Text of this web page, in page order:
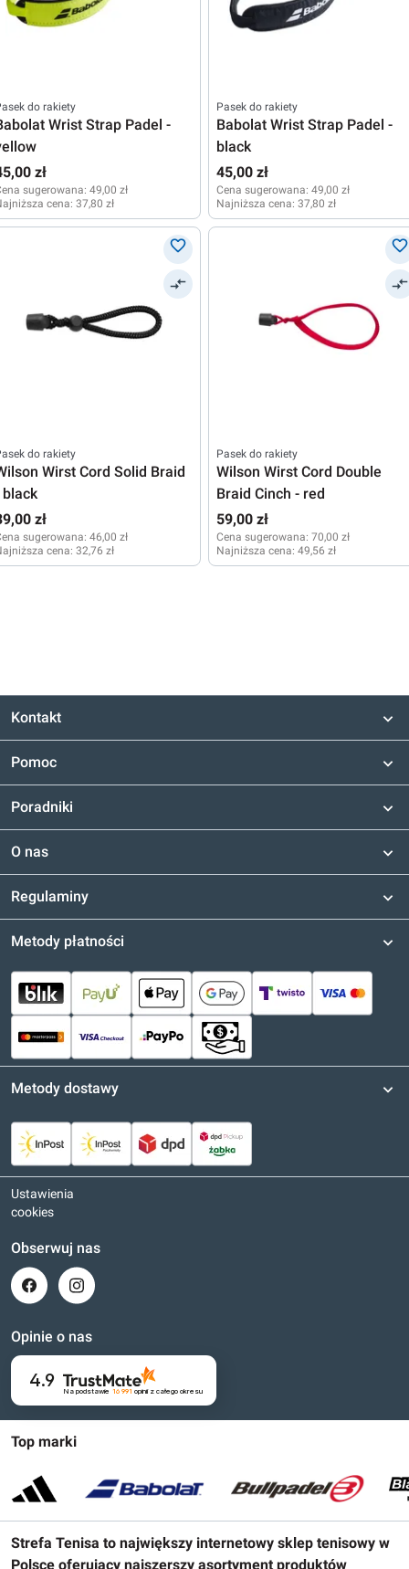
do rakiety
Wrist Strap Padel -
zł
sugerowana: 49,00 zł
cena: 37,80 zł
Pasek do rakiety
Babolat Wrist Strap Padel -
black
45,00 zł
Cena sugerowana: 49,00 zł
Najniższa cena: 37,80 zł
do rakiety
Wirst Cord Solid Braid
black
zł
sugerowana: 46,00 zł
cena: 32,76 zł
Pasek do rakiety
Wilson Wirst Cord Double
Braid Cinch - red
59,00 zł
Cena sugerowana: 70,00 zł
Najniższa cena: 49,56 zł
Kontakt
Pomoc
Poradniki
O nas
Regulaminy
Top marki
Strefa Tenisa to największy internetowy sklep tenisowy w
Polsce oferujący najszerszy asortyment produktów
Metody płatności
Metody dostawy
Ustawienia
cookies
Obserwuj nas
Opinie o nas
4.9
Na podstawie 16 991 opinii z całego okresu